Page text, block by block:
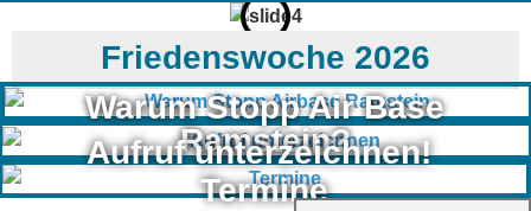
Friedenswoche 2026
Warum Stopp Air Base
Ramstein?
Aufruf unterzeichnen!
Termine